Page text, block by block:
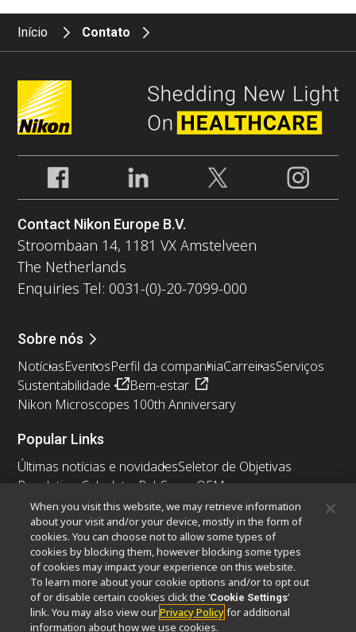
Início Contato
Contact Nikon Europe B.V.
Stroombaan 14, 1181 VX Amstelveen
The Netherlands
Enquiries Tel: 0031-(0)-20-7099-000
Sobre nós
NotíciasEventosPerfil da companhiaCarreirasServiços
Sustentabilidade
Bem-estar
Nikon Microscopes 100th Anniversary
Popular Links
Últimas notícias e novidadesSeletor de Objetivas
Resolution Calculator PubScope OEM
Nikon Small World
MicroscopyU
Outros produtos Nikon
Produtos de imagem
Microscopia industriais e Metrologia
Sistemas de litografia semicondutores
Sistemas de litografia FPD
When you visit this website, we may retrieve information
about your visit and/or your device, mostly in the form of
cookies. You can choose not to allow some types of
cookies by blocking them, however blocking some types
of cookies may impact your experience on this website.
To learn more about your cookie options and/or to opt out
of or disable certain cookies click the ‘Cookie Settings’
link. You may also view ourPrivacy Policyfor additional
information about how we use cookies.